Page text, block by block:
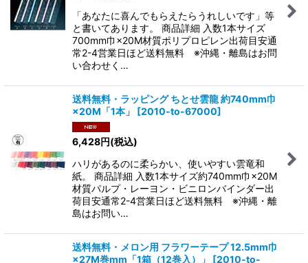
「あなたに喜んでもらえたらうれしいです」等
と書いてあります。 商品詳細 入数1本サイズ
700mm巾×20M材質ポリプロピレン出荷目安通
常2-4営業日ほど送料無料 ※沖縄・離島はお問
い合わせく…
送料無料・ラッピング ちとせ雲龍 約740mm巾
×20M「1本」
[2010-to-67000]
6,428円(税込)
ハリがあるのに柔らかい、使いやすい雲竜和
紙。 商品詳細 入数1本サイズ約740mm巾×20M
材質パルプ・レーヨン・ビニロンバインダー出
荷目安通常2-4営業日ほど送料無料 ※沖縄・離
島はお問い…
送料無料・メロン用 フラワーテープ 12.5mm巾
×27M巻mm「1箱（12巻入）」
[2010-to-